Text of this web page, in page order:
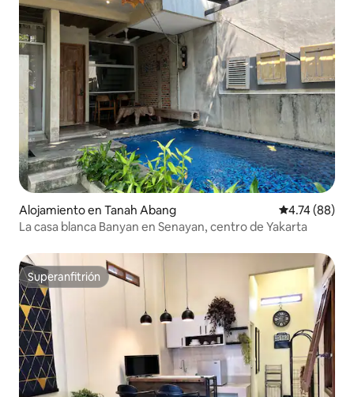
Alojamiento en Tanah Abang Calificación
4.74 (88)
La casa blanca Banyan en Senayan, centro de Yakarta
Superanfitrión
Superanfitrión